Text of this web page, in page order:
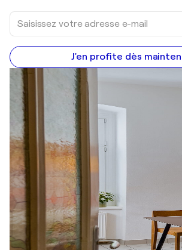
J'en profite dès